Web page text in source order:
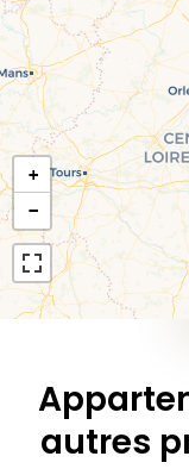
+
−
autres